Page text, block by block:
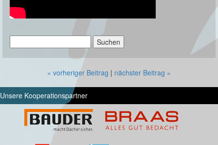
nach:
« vorheriger Beitrag | nächster Beitrag »
Unsere Kooperationspartner